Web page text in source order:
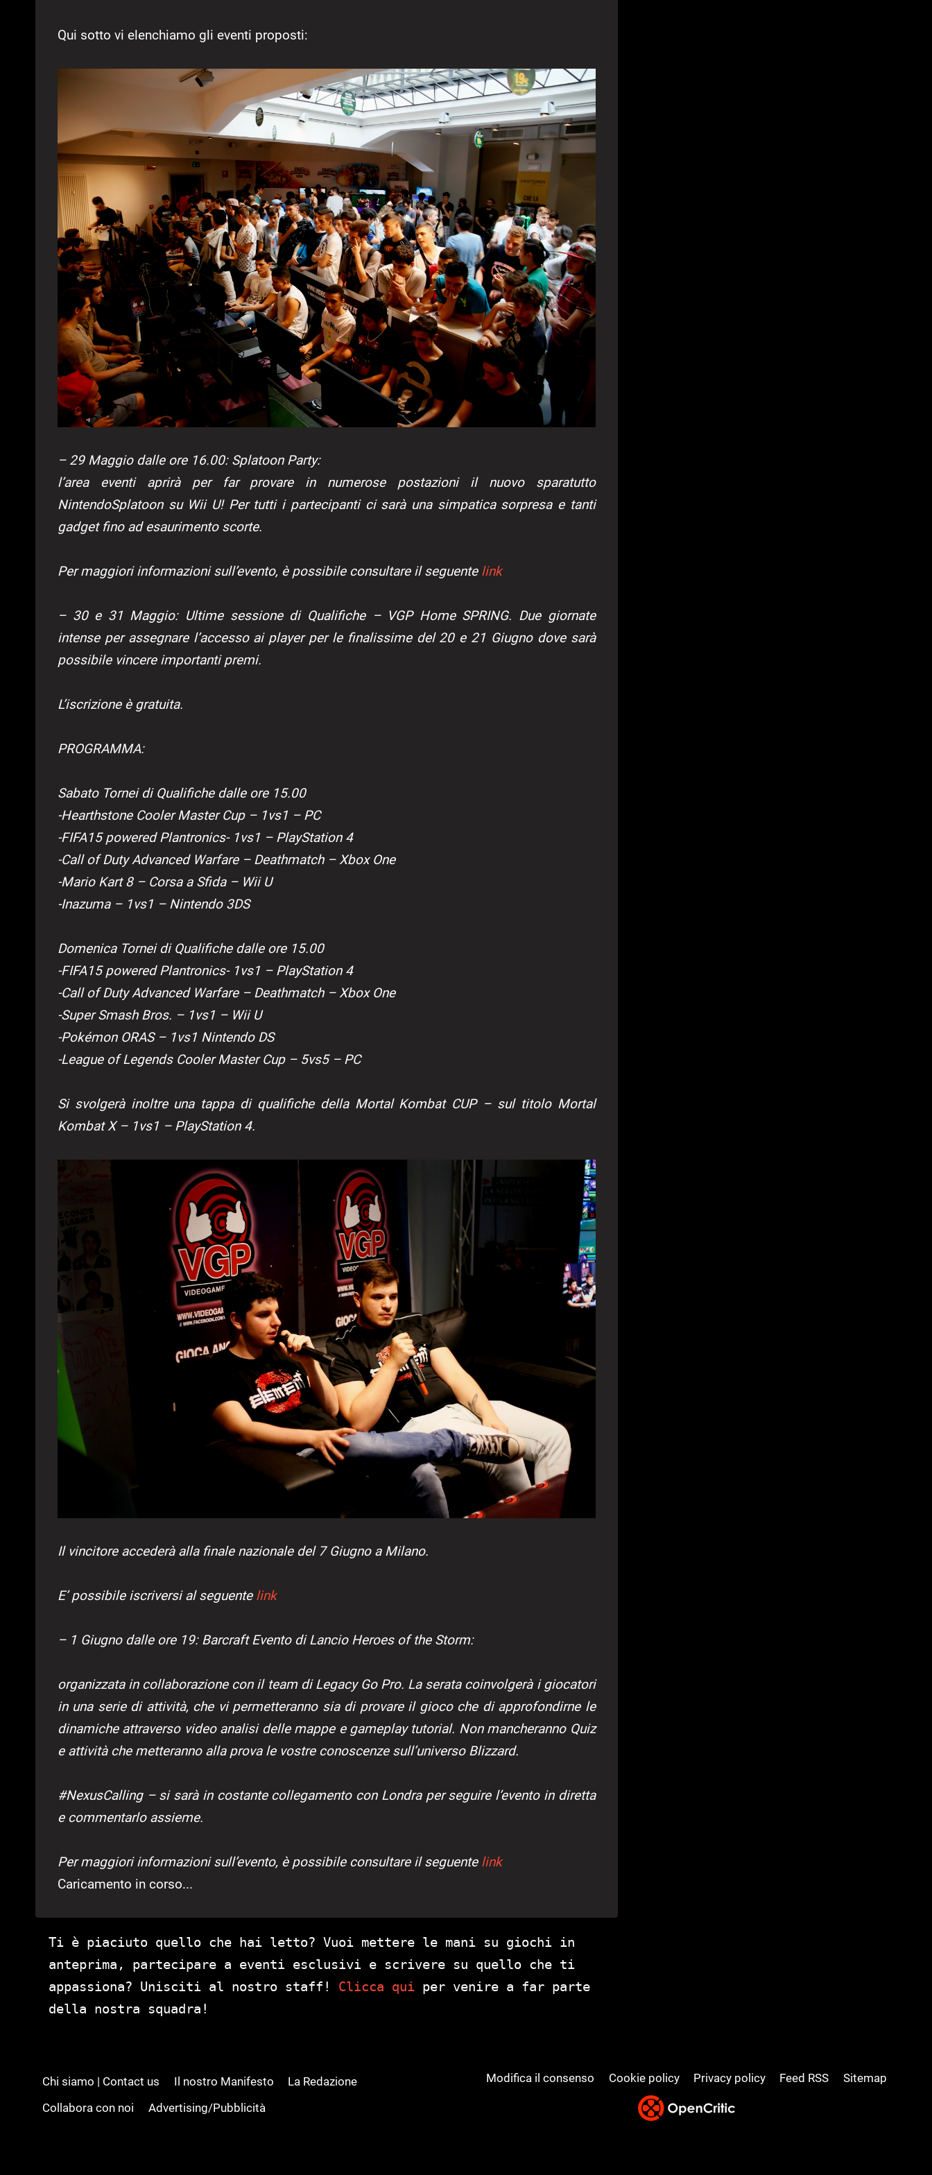
Qui sotto vi elenchiamo gli eventi proposti:
– 29 Maggio dalle ore 16.00: Splatoon Party:
l’area eventi aprirà per far provare in numerose postazioni il nuovo sparatutto
NintendoSplatoon su Wii U! Per tutti i partecipanti ci sarà una simpatica sorpresa e tanti
gadget fino ad esaurimento scorte.
Per maggiori informazioni sull’evento, è possibile consultare il seguente link
– 30 e 31 Maggio: Ultime sessione di Qualifiche – VGP Home SPRING. Due giornate
intense per assegnare l’accesso ai player per le finalissime del 20 e 21 Giugno dove sarà
possibile vincere importanti premi.
L’iscrizione è gratuita.
PROGRAMMA:
Sabato Tornei di Qualifiche dalle ore 15.00
-Hearthstone Cooler Master Cup – 1vs1 – PC
-FIFA15 powered Plantronics- 1vs1 – PlayStation 4
-Call of Duty Advanced Warfare – Deathmatch – Xbox One
-Mario Kart 8 – Corsa a Sfida – Wii U
-Inazuma – 1vs1 – Nintendo 3DS
Domenica Tornei di Qualifiche dalle ore 15.00
-FIFA15 powered Plantronics- 1vs1 – PlayStation 4
-Call of Duty Advanced Warfare – Deathmatch – Xbox One
-Super Smash Bros. – 1vs1 – Wii U
-Pokémon ORAS – 1vs1 Nintendo DS
-League of Legends Cooler Master Cup – 5vs5 – PC
Si svolgerà inoltre una tappa di qualifiche della Mortal Kombat CUP – sul titolo Mortal
Kombat X – 1vs1 – PlayStation 4.
Il vincitore accederà alla finale nazionale del 7 Giugno a Milano.
E’ possibile iscriversi al seguente link
– 1 Giugno dalle ore 19: Barcraft Evento di Lancio Heroes of the Storm:
organizzata in collaborazione con il team di Legacy Go Pro. La serata coinvolgerà i giocatori
in una serie di attività, che vi permetteranno sia di provare il gioco che di approfondirne le
dinamiche attraverso video analisi delle mappe e gameplay tutorial. Non mancheranno Quiz
e attività che metteranno alla prova le vostre conoscenze sull’universo Blizzard.
#NexusCalling – si sarà in costante collegamento con Londra per seguire l’evento in diretta
e commentarlo assieme.
Per maggiori informazioni sull’evento, è possibile consultare il seguente link
Caricamento in corso...
Ti è piaciuto quello che hai letto? Vuoi mettere le mani su giochi in
anteprima, partecipare a eventi esclusivi e scrivere su quello che ti
appassiona? Unisciti al nostro staff! Clicca qui per venire a far parte
della nostra squadra!
Chi siamo | Contact us Il nostro Manifesto
La Redazione
Collabora con noi
Advertising/Pubblicità
Modifica il consenso Cookie policy Privacy policy Feed RSS Sitemap